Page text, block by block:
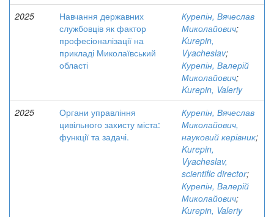
2025
Навчання державних
службовців як фактор
професіоналізації на
прикладі Миколаївський
області
Курепін, Вячеслав
Миколайович;
Kurepin,
Vyacheslav;
Курепін, Валерій
Миколайович;
Kurepin, Valeriy
2025
Органи управління
цивільного захисту міста:
функції та задачі.
Курепін, Вячеслав
Миколайович,
науковий керівник;
Kurepin,
Vyacheslav,
scientific director;
Курепін, Валерій
Миколайович;
Kurepin, Valeriy